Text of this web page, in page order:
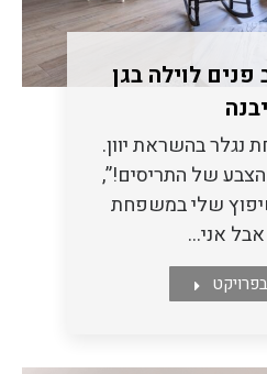
פנים לוילה בגן
יבנה
בהשראת יוון.
של התריסים!”,
שלי במשפחת
אבל אני…